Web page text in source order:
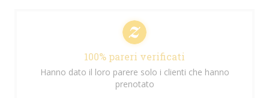
100% pareri verificati
Hanno dato il loro parere solo i clienti che hanno
prenotato